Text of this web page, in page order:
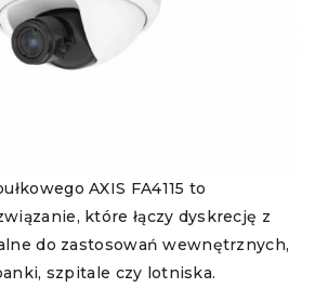
AXIS FA4115 to
które łączy dyskrecję z
do zastosowań wewnętrznych,
szpitale czy lotniska.